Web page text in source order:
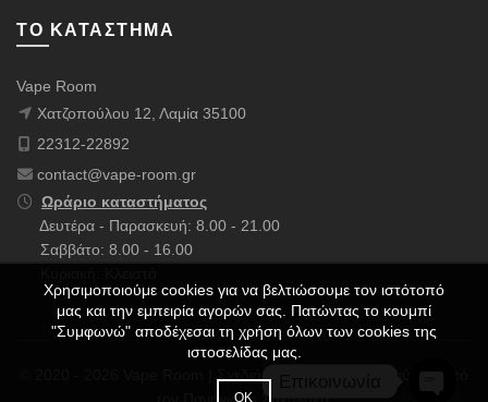
ΤΟ ΚΑΤΆΣΤΗΜΑ
Vape Room
Χατζοπούλου 12, Λαμία 35100
22312-22892
contact@vape-room.gr
Ωράριο καταστήματος
Δευτέρα - Παρασκευή: 8.00 - 21.00
Σαββάτο: 8.00 - 16.00
© 2020 - 2026 Vape Room | Σχεδιάστηκε με ❤️ & Πολλούς ☕ από
Χρησιμοποιούμε cookies για να βελτιώσουμε τον ιστότοπό
μας και την εμπειρία αγορών σας. Πατώντας το κουμπί
"Συμφωνώ" αποδέχεσαι τη χρήση όλων των cookies της
ιστοσελίδας μας.
ΟΚ